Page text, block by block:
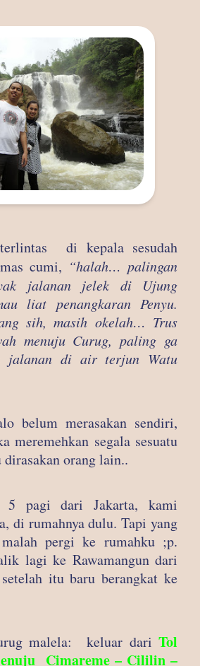
di kepala sesudah
cumi, “halah… palingan
jalanan jelek di Ujung
liat penangkaran Penyu.
sih, masih okelah… Trus
menuju Curug, paling ga
jalanan di air terjun Watu
belum merasakan sendiri,
meremehkan segala sesuatu
orang lain..
5 pagi dari Jakarta, kami
di rumahnya dulu. Tapi yang
pergi ke rumahku ;p.
lagi ke Rawamangun dari
itu baru berangkat ke
malela: keluar dari Tol
Cimareme – Cililin –